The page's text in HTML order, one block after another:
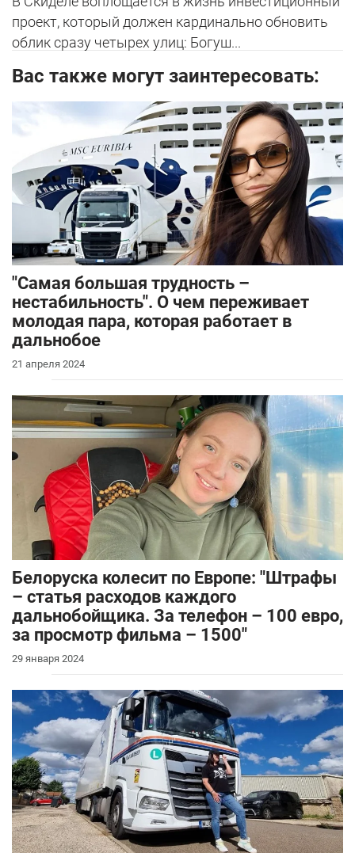
проект, который должен кардинально обновить
облик сразу четырех улиц: Богуш...
Вас также могут заинтересовать:
"Самая большая трудность –
нестабильность". О чем переживает
молодая пара, которая работает в
дальнобое
21 апреля 2024
Белоруска колесит по Европе: "Штрафы
– статья расходов каждого
дальнобойщика. За телефон – 100 евро,
за просмотр фильма – 1500"
29 января 2024